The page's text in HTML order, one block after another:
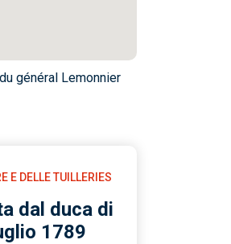
général Lemonnier
E DELLE TUILLERIES
dal duca di
1789